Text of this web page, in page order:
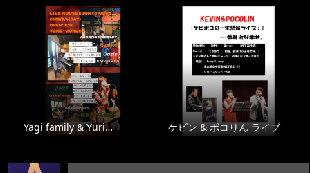
Yagi family & Yuri… ケビン & ポコりん ライブ